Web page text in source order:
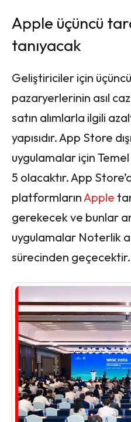
Apple üçüncü
tanıyacak
Geliştiriciler için
pazaryerlerinin asıl
satın alımlarla ilgili
yapısıdır. App Store
uygulamalar için
5 olacaktır. App
platformların Apple
gerekecek ve bunlar
uygulamalar Noterlik
sürecinden geçecektir.